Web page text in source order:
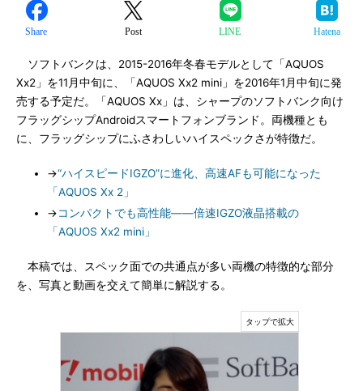
Share Post LINE Hatena
ソフトバンクは、2015-2016年冬春モデルとして「AQUOS
Xx2」を11月中旬に、「AQUOS Xx2 mini」を2016年1月中旬に発
売する予定だ。「AQUOS Xx」は、シャープのソフトバンク向け
フラッグシップAndroidスマートフォンブランド。両機種とも
に、フラッグシップにふさわしいハイスペックさが特徴だ。
→“ハイスピードIGZO”に進化、高速AFも可能になった
「AQUOS Xx 2」
→コンパクトでも高性能――倍速IGZO液晶搭載の
「AQUOS Xx2 mini」
本稿では、スペック面での共通点が多い両機の特徴的な部分
を、写真と動画を交えて簡単に解説する。